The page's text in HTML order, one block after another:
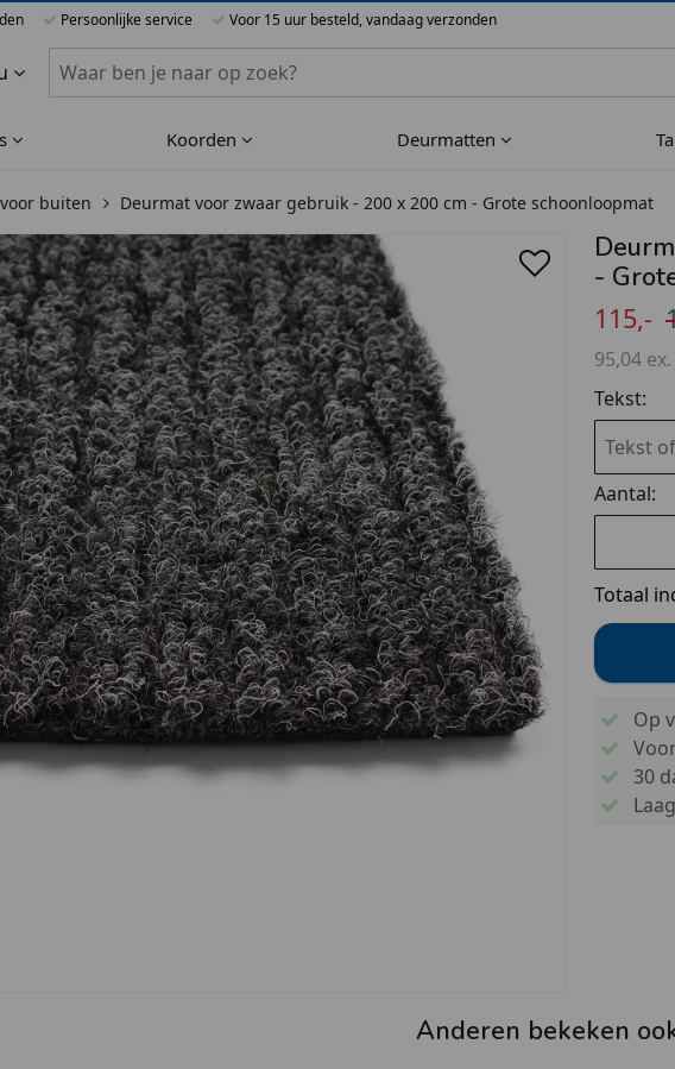
Persoonlijke service Voor 15 uur besteld, vandaag verzonden
Zoeken binnen Blueflower
Koorden Deurmatten
buiten Deurmat voor zwaar gebruik - 200 x 200 cm - Grote schoonloopmat
-
115,-
95,04
Tekst:
Aantal:
Totaal
Op
30
Anderen bekeken